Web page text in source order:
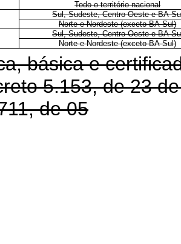
Todo o território nacional
Sul, Sudeste, Centro-Oeste e BA-
Norte e Nordeste (exceto BA-Sul)
Sul, Sudeste, Centro-Oeste e BA-
Norte e Nordeste (exceto BA-Sul)
básica e
5.153, de 23
de 05